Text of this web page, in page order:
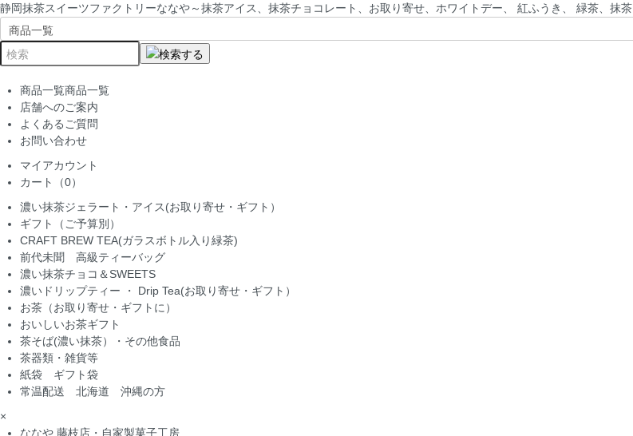
静岡抹茶スイーツファクトリーななや～抹茶アイス、抹茶チョコレート、お取り寄せ、ホワイトデー、 紅ふうき、 緑茶、抹茶
商品一覧商品一覧
店舗へのご案内
よくあるご質問
お問い合わせ
マイアカウント
カート（0）
濃い抹茶ジェラート・アイス(お取り寄せ・ギフト）
ギフト（ご予算別）
CRAFT BREW TEA(ガラスボトル入り緑茶)
前代未聞 高級ティーバッグ
濃い抹茶チョコ＆SWEETS
濃いドリップティー ・ Drip Tea(お取り寄せ・ギフト）
お茶（お取り寄せ・ギフトに）
おいしいお茶ギフト
茶そば(濃い抹茶）・その他食品
茶器類・雑貨等
紙袋 ギフト袋
常温配送 北海道 沖縄の方
×
ななや 藤枝店・自家製菓子工房